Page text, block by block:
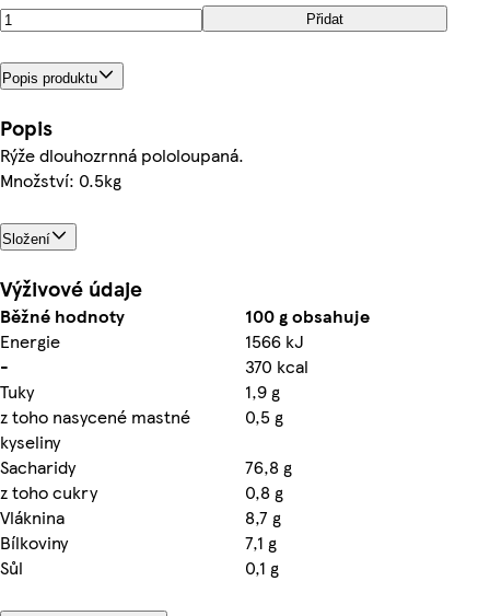
Přidat
Popis produktu
Popis
Rýže dlouhozrnná pololoupaná.
Množství: 0.5kg
Složení
Výživové údaje
Běžné hodnoty
100 g obsahuje
Energie
1566 kJ
-
370 kcal
Tuky
1,9 g
z toho nasycené mastné
kyseliny
0,5 g
Sacharidy
76,8 g
z toho cukry
0,8 g
Vláknina
8,7 g
Bílkoviny
7,1 g
Sůl
0,1 g